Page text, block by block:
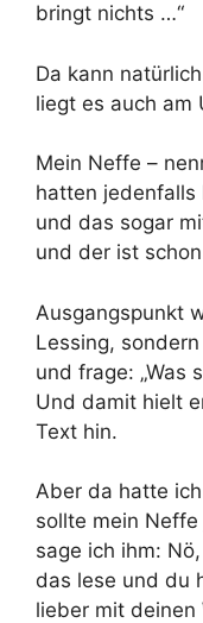
bringt nichts …“
Da kann
liegt es auch am
Mein Neffe –
hatten jedenfalls
und das sogar
und der ist
Ausgangspunkt
Lessing,
und frage: „Was
Und damit hielt
Text hin.
Aber da hatte
sollte mein
sage ich ihm:
das lese und du
lieber mit deinen